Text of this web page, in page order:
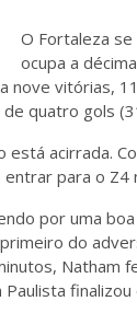
O Fortaleza
ocupa a
nove vitórias,
quatro gols
acirrada.
para o Z4
por uma
do
Natham